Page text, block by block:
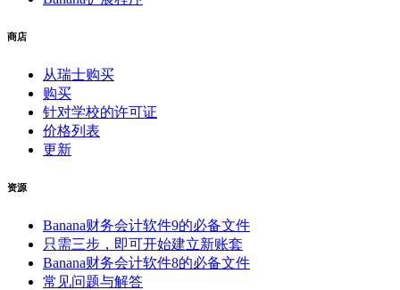
商店
从瑞士购买
购买
针对学校的许可证
价格列表
更新
资源
Banana财务会计软件9的必备文件
只需三步，即可开始建立新账套
Banana财务会计软件8的必备文件
常见问题与解答